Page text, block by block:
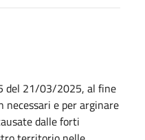
del 21/03/2025, al fine
e per arginare
dalle forti